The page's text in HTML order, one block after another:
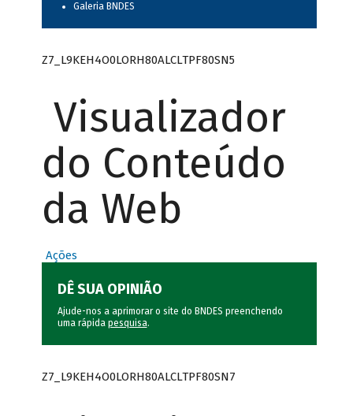
Galeria BNDES
Z7_L9KEH4O0LORH80ALCLTPF80SN5
Visualizador
do Conteúdo
da Web
Ações
DÊ SUA OPINIÃO
Ajude-nos a aprimorar o site do BNDES preenchendo
uma rápida pesquisa.
Z7_L9KEH4O0LORH80ALCLTPF80SN7